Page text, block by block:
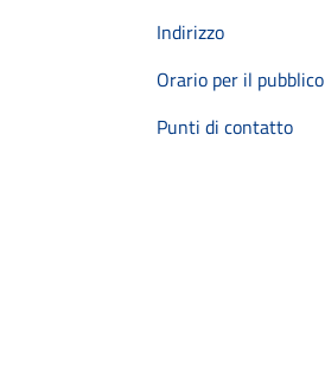
Indirizzo
Orario per il pubblico
Punti di contatto